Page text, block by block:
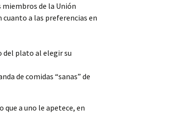
miembros de la Unión
a las preferencias en
del plato al elegir su
de comidas “sanas” de
a uno le apetece, en